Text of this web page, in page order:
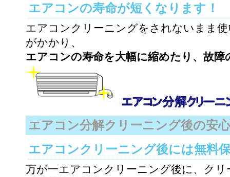
エアコンの寿命が短くなります！
エアコンクリーニングをされないまま
がかかり、
エアコンの寿命を大幅に縮めたり、故
エアコン分解クリーニング後の安
エアコンクリーニング後には無料
万が一エアコンクリーニング後に、ク